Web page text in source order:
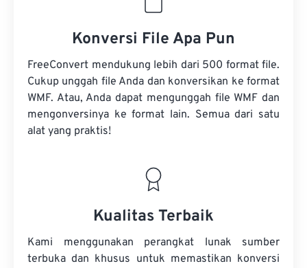
Konversi File Apa Pun
FreeConvert mendukung lebih dari 500 format file.
Cukup unggah file Anda dan konversikan ke format
WMF. Atau, Anda dapat mengunggah file WMF dan
mengonversinya ke format lain. Semua dari satu
alat yang praktis!
Kualitas Terbaik
Kami menggunakan perangkat lunak sumber
terbuka dan khusus untuk memastikan konversi